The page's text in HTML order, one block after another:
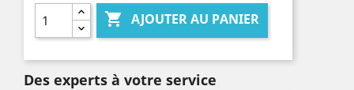
 AJOUTER AU PANIER
Des experts à votre service